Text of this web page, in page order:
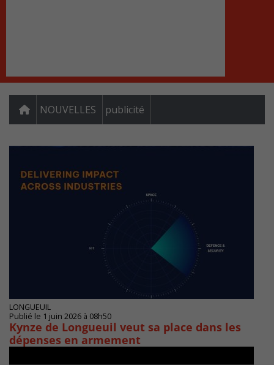
NOUVELLES publicité
LONGUEUIL
Publié le 1 juin 2026 à 08h50
Kynze de Longueuil veut sa place dans les
dépenses en armement